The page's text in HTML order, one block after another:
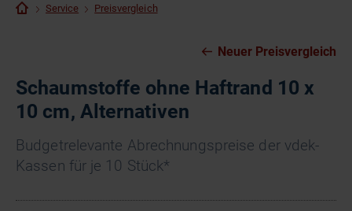
Service Preisvergleich
Schaumstoffe ohne Haftrand 10 x
10 cm, Alternativen
Neuer Preisvergleich
Budgetrelevante Abrechnungspreise der vdek-
Kassen für je 10 Stück*